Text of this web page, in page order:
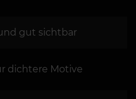
gut sichtbar
dichtere Motive